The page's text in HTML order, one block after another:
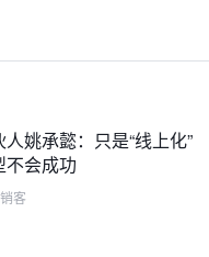
姚承懿：只是“线上化”
不会成功
客